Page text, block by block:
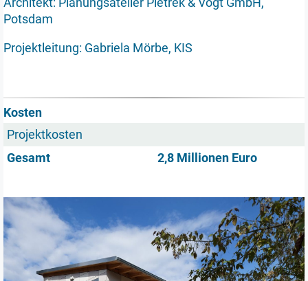
Potsdam
Projektleitung: Gabriela Mörbe, KIS
Kosten
Projektkosten
Gesamt
2,8 Millionen Euro